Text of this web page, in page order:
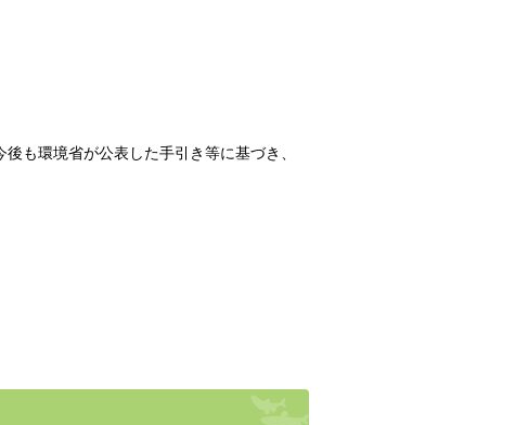
も環境省が公表した手引き等に基づき、